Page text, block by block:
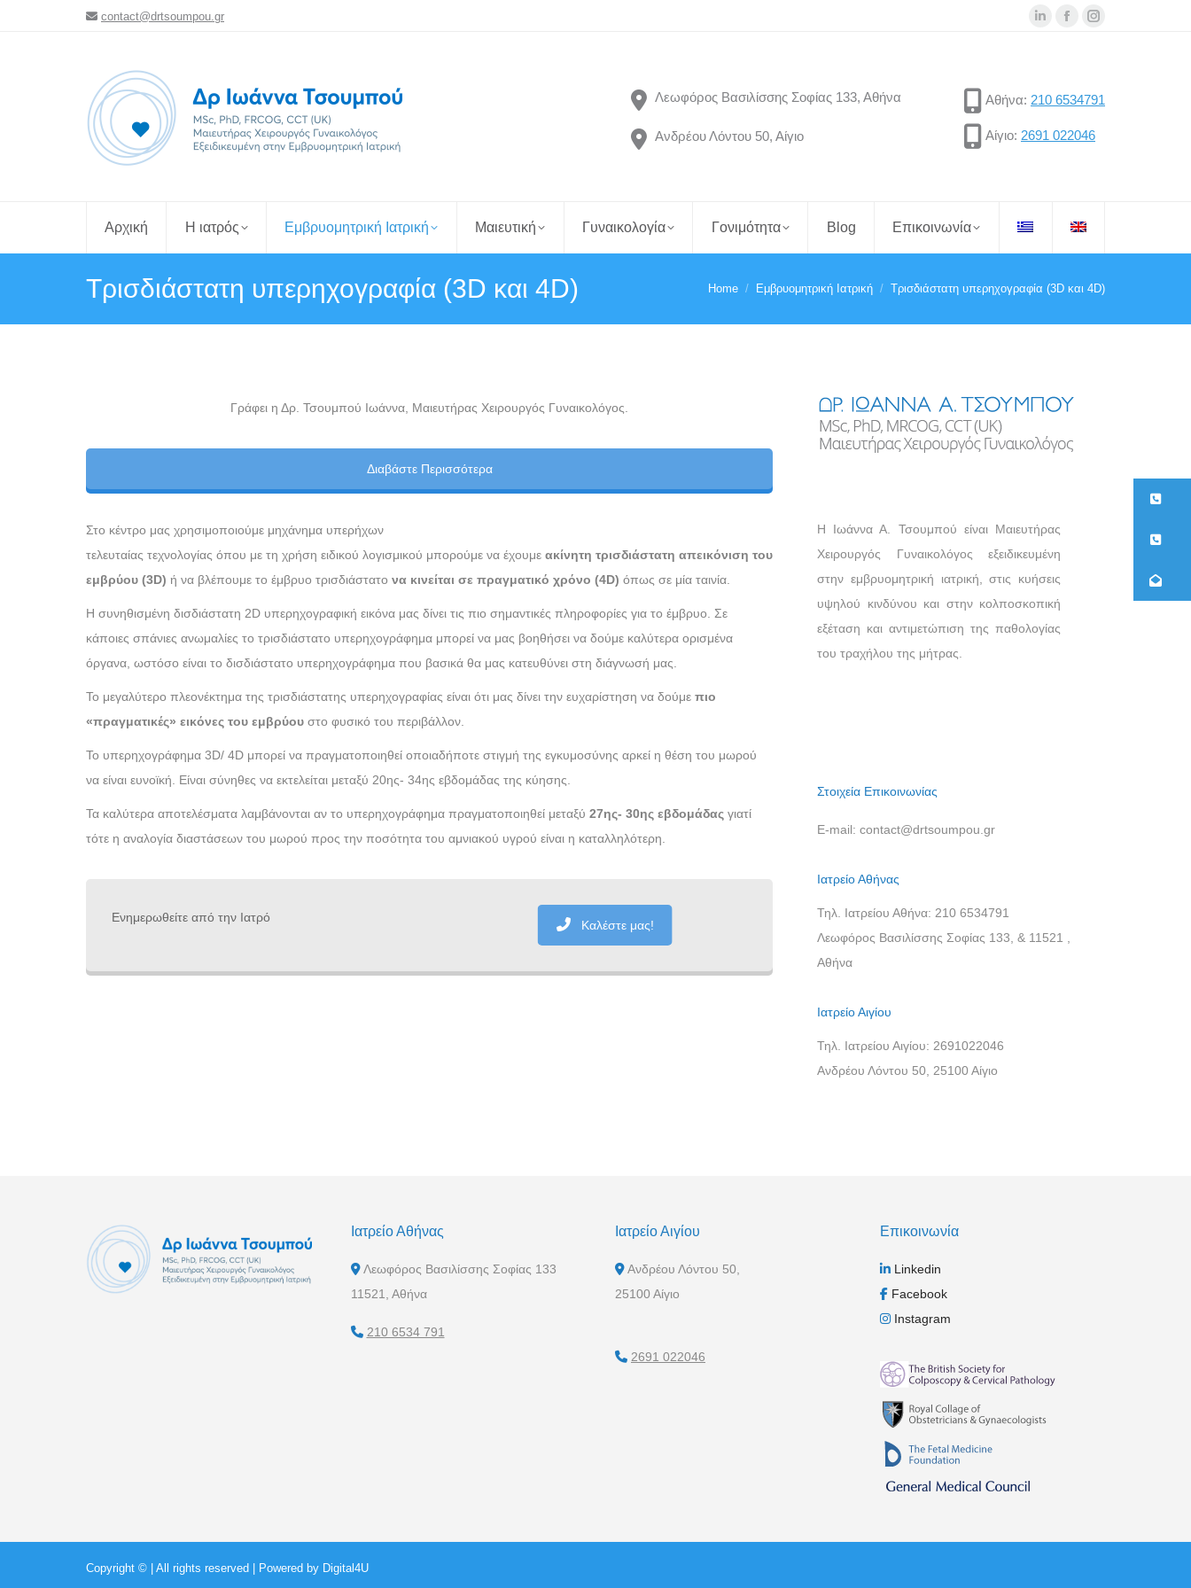
contact@drtsoumpou.gr
in
window
Facebook
in
window
Instagram
in
window
Λεωφόρος Βασιλίσσης Σοφίας 133, Αθήνα
Ανδρέου Λόντου 50, Αίγιο
Αθήνα: 210 6534791
Αίγιο: 2691 022046
Αρχική Η ιατρός Εμβρυομητρική Ιατρική Μαιευτική Γυναικολογία Γονιμότητα Blog Επικοινωνία
Τρισδιάστατη υπερηχογραφία (3D και 4D) You are here:
Home Εμβρυομητρική Ιατρική Τρισδιάστατη υπερηχογραφία (3D και 4D)
Γράφει η Δρ. Τσουμπού Ιωάννα, Μαιευτήρας Χειρουργός Γυναικολόγος.
Διαβάστε Περισσότερα
Στο κέντρο μας χρησιμοποιούμε μηχάνημα υπερήχων
τελευταίας τεχνολογίας όπου με τη χρήση ειδικού λογισμικού μπορούμε να έχουμε ακίνητη τρισδιάστατη απεικόνιση του
εμβρύου (3D) ή να βλέπουμε το έμβρυο τρισδιάστατο να κινείται σε πραγματικό χρόνο (4D) όπως σε μία ταινία.
Η συνηθισμένη δισδιάστατη 2D υπερηχογραφική εικόνα μας δίνει τις πιο σημαντικές πληροφορίες για το έμβρυο. Σε
κάποιες σπάνιες ανωμαλίες το τρισδιάστατο υπερηχογράφημα μπορεί να μας βοηθήσει να δούμε καλύτερα ορισμένα
όργανα, ωστόσο είναι το δισδιάστατο υπερηχογράφημα που βασικά θα μας κατευθύνει στη διάγνωσή μας.
Το μεγαλύτερο πλεονέκτημα της τρισδιάστατης υπερηχογραφίας είναι ότι μας δίνει την ευχαρίστηση να δούμε πιο
«πραγματικές» εικόνες του εμβρύου στο φυσικό του περιβάλλον.
Το υπερηχογράφημα 3D/ 4D μπορεί να πραγματοποιηθεί οποιαδήποτε στιγμή της εγκυμοσύνης αρκεί η θέση του μωρού
να είναι ευνοϊκή. Είναι σύνηθες να εκτελείται μεταξύ 20ης- 34ης εβδομάδας της κύησης.
Τα καλύτερα αποτελέσματα λαμβάνονται αν το υπερηχογράφημα πραγματοποιηθεί μεταξύ 27ης- 30ης εβδομάδας γιατί
τότε η αναλογία διαστάσεων του μωρού προς την ποσότητα του αμνιακού υγρού είναι η καταλληλότερη.
Ενημερωθείτε από την Ιατρό
Καλέστε μας!
Η Ιωάννα Α. Τσουμπού είναι Μαιευτήρας
Χειρουργός Γυναικολόγος εξειδικευμένη
στην εμβρυομητρική ιατρική, στις κυήσεις
υψηλού κινδύνου και στην κολποσκοπική
εξέταση και αντιμετώπιση της παθολογίας
του τραχήλου της μήτρας.
Στοιχεία Επικοινωνίας
E-mail: contact@drtsoumpou.gr
Ιατρείο Αθήνας
Τηλ. Ιατρείου Αθήνα: 210 6534791
Λεωφόρος Βασιλίσσης Σοφίας 133, & 11521 ,
Αθήνα
Ιατρείο Αιγίου
Τηλ. Ιατρείου Αιγίου: 2691022046
Ανδρέου Λόντου 50, 25100 Αίγιο
Ιατρείο Αθήνας
Λεωφόρος Βασιλίσσης Σοφίας 133
11521, Αθήνα
210 6534 791
Ιατρείο Αιγίου
Ανδρέου Λόντου 50,
25100 Αίγιο
2691 022046
Επικοινωνία
Linkedin
Facebook
Instagram
Copyright © | All rights reserved | Powered by Digital4U